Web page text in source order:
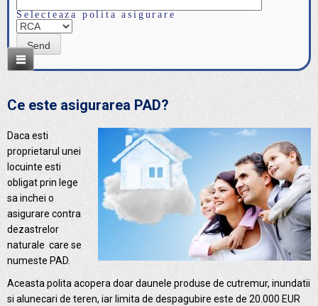
Selecteaza polita asigurare
Ce este asigurarea PAD?
Daca esti
proprietarul unei
locuinte esti
obligat prin lege
sa inchei o
asigurare contra
dezastrelor
naturale care se
numeste PAD.
Aceasta polita acopera doar daunele produse de cutremur, inundatii
si alunecari de teren, iar limita de despagubire este de 20.000 EUR